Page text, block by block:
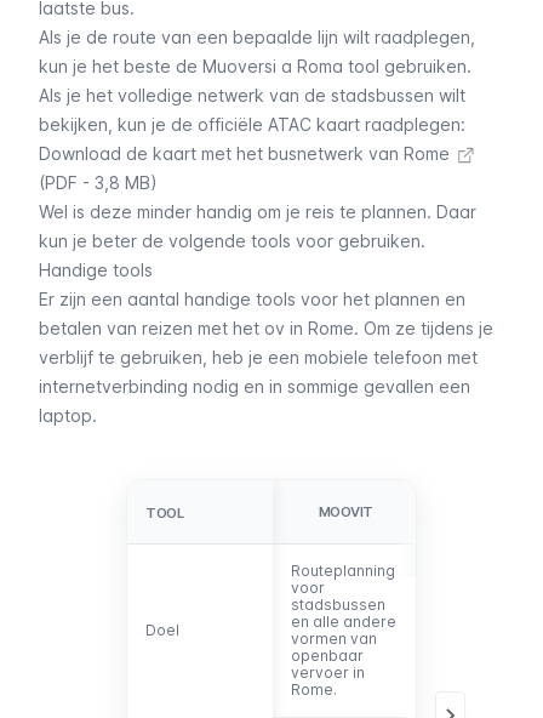
laatste bus.
Als je de route van een bepaalde lijn wilt raadplegen,
kun je het beste de Muoversi a Roma tool gebruiken.
Als je het volledige netwerk van de stadsbussen wilt
bekijken, kun je de officiële ATAC kaart raadplegen:
Download de kaart met het busnetwerk van Rome
(PDF - 3,8 MB)
Wel is deze minder handig om je reis te plannen. Daar
kun je beter de volgende tools voor gebruiken.
Handige tools
Er zijn een aantal handige tools voor het plannen en
betalen van reizen met het ov in Rome. Om ze tijdens je
verblijf te gebruiken, heb je een mobiele telefoon met
internetverbinding nodig en in sommige gevallen een
laptop.
TOOL
Doel
TOOL MOOVIT
Doel
Routeplanning
voor
stadsbussen
en alle andere
vormen van
openbaar
vervoer in
Rome.